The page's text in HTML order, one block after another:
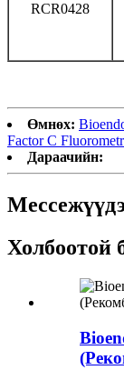
RCR0428
Өмнөх:
Factor C
Дараачийн:
Холбоотой